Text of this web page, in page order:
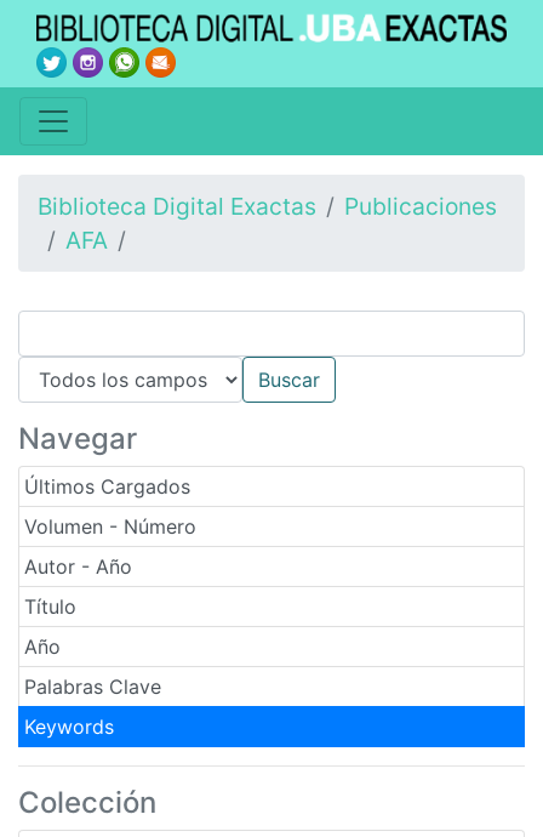
Biblioteca Digital Exactas
Publicaciones
AFA
Navegar
Últimos Cargados
Volumen - Número
Autor - Año
Título
Año
Palabras Clave
Keywords
Colección